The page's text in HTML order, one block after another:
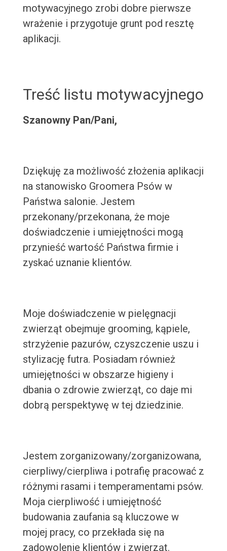
motywacyjnego zrobi dobre pierwsze
wrażenie i przygotuje grunt pod resztę
aplikacji.
Treść listu motywacyjnego
Szanowny Pan/Pani,
Dziękuję za możliwość złożenia aplikacji
na stanowisko Groomera Psów w
Państwa salonie. Jestem
przekonany/przekonana, że moje
doświadczenie i umiejętności mogą
przynieść wartość Państwa firmie i
zyskać uznanie klientów.
Moje doświadczenie w pielęgnacji
zwierząt obejmuje grooming, kąpiele,
strzyżenie pazurów, czyszczenie uszu i
stylizację futra. Posiadam również
umiejętności w obszarze higieny i
dbania o zdrowie zwierząt, co daje mi
dobrą perspektywę w tej dziedzinie.
Jestem zorganizowany/zorganizowana,
cierpliwy/cierpliwa i potrafię pracować z
różnymi rasami i temperamentami psów.
Moja cierpliwość i umiejętność
budowania zaufania są kluczowe w
mojej pracy, co przekłada się na
zadowolenie klientów i zwierząt.